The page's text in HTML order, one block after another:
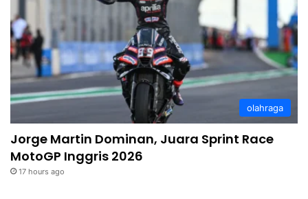
olahraga
Jorge Martin Dominan, Juara Sprint Race
MotoGP Inggris 2026
17 hours ago